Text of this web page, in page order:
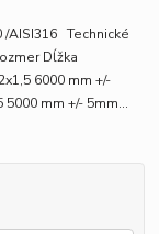
/AISI316 Technické
Dĺžka
6000 mm +/-
5000 mm +/- 5mm...